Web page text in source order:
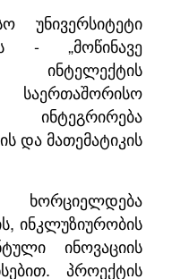
უნივერსიტეტი
- „მოწინავე
საერთაშორისო
და მათემატიკის
ხორციელდება
ინკლუზიურობის
ინოვაციის
პროექტის